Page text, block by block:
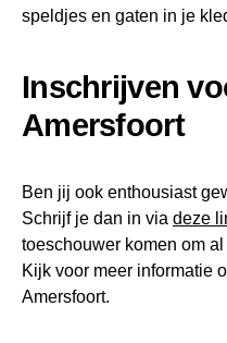
speldjes en gaten in je
Inschrijven
Amersfoort
Ben jij ook enthousiast
Schrijf je dan in via deze
toeschouwer komen om
Kijk voor meer informatie
Amersfoort.